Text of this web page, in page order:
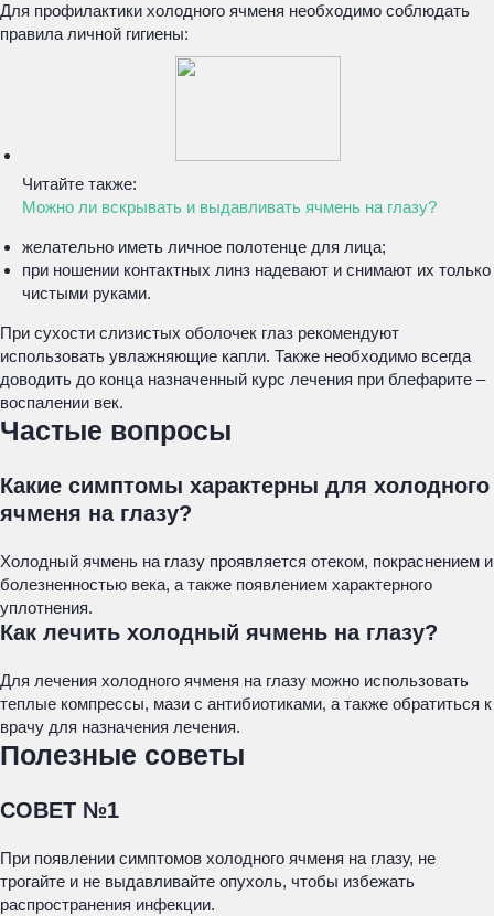
Для профилактики холодного ячменя необходимо соблюдать
правила личной гигиены:
Читайте также:
Можно ли вскрывать и выдавливать ячмень на глазу?
желательно иметь личное полотенце для лица;
при ношении контактных линз надевают и снимают их только
чистыми руками.
При сухости слизистых оболочек глаз рекомендуют
использовать увлажняющие капли. Также необходимо всегда
доводить до конца назначенный курс лечения при блефарите –
воспалении век.
Частые вопросы
Какие симптомы характерны для холодного
ячменя на глазу?
Холодный ячмень на глазу проявляется отеком, покраснением и
болезненностью века, а также появлением характерного
уплотнения.
Как лечить холодный ячмень на глазу?
Для лечения холодного ячменя на глазу можно использовать
теплые компрессы, мази с антибиотиками, а также обратиться к
врачу для назначения лечения.
Полезные советы
СОВЕТ №1
При появлении симптомов холодного ячменя на глазу, не
трогайте и не выдавливайте опухоль, чтобы избежать
распространения инфекции.